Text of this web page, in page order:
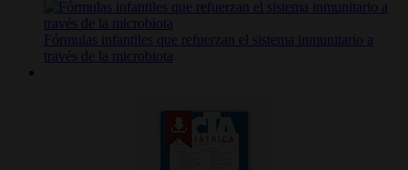
Fórmulas infantiles que refuerzan el sistema inmunitario a
través de la microbiota